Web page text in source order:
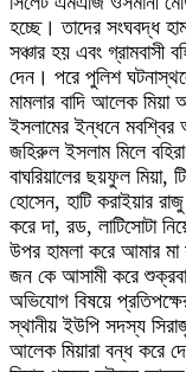
হচ্ছে। তাদের সংঘবদ্ধ
সঞ্চার হয় এবং গ্রামবাসী
দেন। পরে পুলিশ
মামলার বাদি আলেক মিয়া
ইসলামের ইন্ধনে মবশ্বির
জহিরুল ইসলাম মিলে
বাঘরিয়ালের ছয়ফুল মিয়া,
হোসেন, হাটি করাইয়ার
করে দা, রড, লাটিসোটা
উপর হামলা করে আমার
জন কে আসামী করে
অভিযোগ বিষয়ে
স্থানীয় ইউপি সদস্য
আলেক মিয়ারা বন্ধ করে